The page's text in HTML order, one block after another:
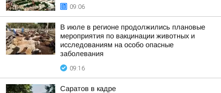
09:06
В июле в регионе продолжились плановые
мероприятия по вакцинации животных и
исследованиям на особо опасные
заболевания
09:16
Саратов в кадре